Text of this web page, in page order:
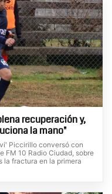
recuperación y,
la mano"
Piccirillo conversó con
FM 10 Radio Ciudad, sobre
la fractura en la primera